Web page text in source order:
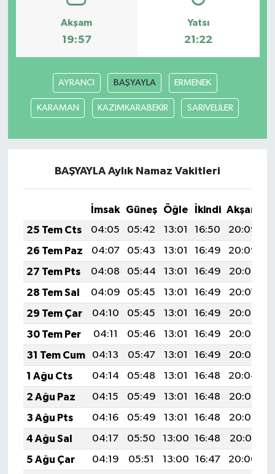
Akşam
19:57
Yatsı
21:22
AYRANCI BAŞYAYLA ERMENEK
KARAMAN KAZIMKARABEKİR SARIVELİLER
BAŞYAYLA Aylık Namaz Vakitleri
İmsak Güneş Öğle İkindi Akşam
25 Tem Cts
04:05 05:42 13:01 16:50 20:09
26 Tem Paz
04:07 05:43 13:01 16:49 20:09
27 Tem Pts
04:08 05:44 13:01 16:49 20:08
28 Tem Sal
04:09 05:45 13:01 16:49 20:07
29 Tem Çar
04:10 05:45 13:01 16:49 20:06
30 Tem Per
04:11 05:46 13:01 16:49 20:05
31 Tem Cum
04:13 05:47 13:01 16:49 20:05
1 Ağu Cts
04:14 05:48 13:01 16:48 20:04
2 Ağu Paz
04:15 05:49 13:01 16:48 20:03
3 Ağu Pts
04:16 05:49 13:01 16:48 20:02
4 Ağu Sal
04:17 05:50 13:00 16:48 20:01
5 Ağu Çar
04:19 05:51 13:00 16:47 20:00
2024 Seçim Sonuçları